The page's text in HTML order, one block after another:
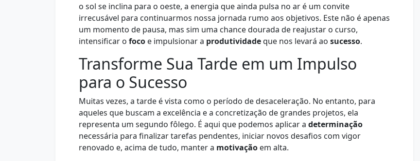
o sol se inclina para o oeste, a energia que ainda pulsa no ar é um convite
irrecusável para continuarmos nossa jornada rumo aos objetivos. Este não é apenas
um momento de pausa, mas sim uma chance dourada de reajustar o curso,
intensificar o foco e impulsionar a produtividadeque nos levará ao sucesso.
Transforme Sua Tarde em um Impulso
para o Sucesso
Muitas vezes, a tarde é vista como o período de desaceleração. No entanto, para
aqueles que buscam a excelência e a concretização de grandes projetos, ela
representa um segundo fôlego. É aqui que podemos aplicar a determinação
necessária para finalizar tarefas pendentes, iniciar novos desafios com vigor
renovado e, acima de tudo, manter a motivação em alta.